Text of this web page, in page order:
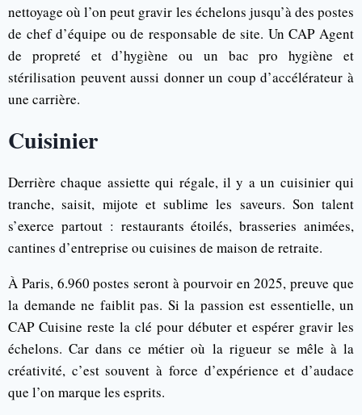
nettoyage où l’on peut gravir les échelons jusqu’à des postes
de chef d’équipe ou de responsable de site. Un CAP Agent
de propreté et d’hygiène ou un bac pro hygiène et
stérilisation peuvent aussi donner un coup d’accélérateur à
une carrière.
Cuisinier
Derrière chaque assiette qui régale, il y a un cuisinier qui
tranche, saisit, mijote et sublime les saveurs. Son talent
s’exerce partout : restaurants étoilés, brasseries animées,
cantines d’entreprise ou cuisines de maison de retraite.
À Paris, 6.960 postes seront à pourvoir en 2025, preuve que
la demande ne faiblit pas. Si la passion est essentielle, un
CAP Cuisine reste la clé pour débuter et espérer gravir les
échelons. Car dans ce métier où la rigueur se mêle à la
créativité, c’est souvent à force d’expérience et d’audace
que l’on marque les esprits.